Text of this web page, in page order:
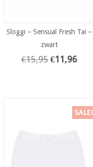
Sloggi – Sensual Fresh Tai –
zwart
€15,95 €11,96
SALE!